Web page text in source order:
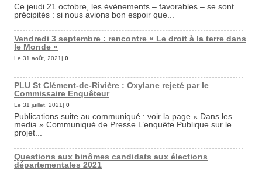
Ce jeudi 21 octobre, les événements – favorables – se sont
précipités : si nous avions bon espoir que...
Vendredi 3 septembre : rencontre « Le droit à la terre dans
le Monde »
Le 31 août, 2021| 0
PLU St Clément-de-Rivière : Oxylane rejeté par le
Commissaire Enquêteur
Le 31 juillet, 2021| 0
Publications suite au communiqué : voir la page « Dans les
media » Communiqué de Presse L’enquête Publique sur le
projet...
Questions aux binômes candidats aux élections
départementales 2021